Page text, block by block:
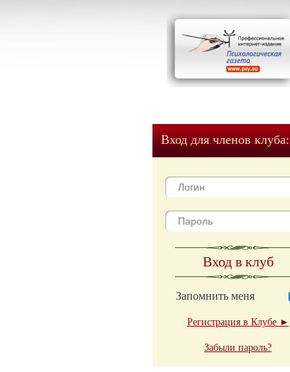
Вход для членов клуба:
Вход в клуб
Запомнить меня
Регистрация в Клубе ►
Забыли пароль?